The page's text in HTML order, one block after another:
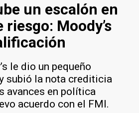
un escalón en
Moody’s
le dio un pequeño
subió la nota crediticia
avances en política
acuerdo con el FMI.